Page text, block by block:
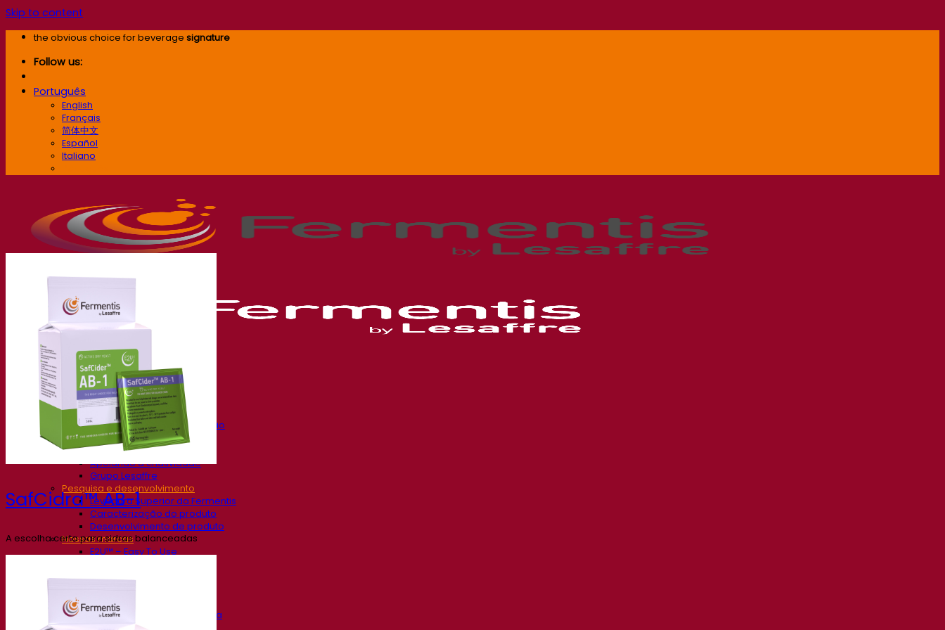
Skip to content
the obvious choice for beverage signature
Follow us:
Português
English
Français
简体中文
Español
Italiano
Nossa empresa
Sobre nós
Especialista em fermentação
O Campus Fermentis
Uma equipe apaixonada
Apoiando a criatividade
Grupo Lesaffre
Pesquisa e desenvolvimento
Levedura Superior da Fermentis
Caracterização do produto
Desenvolvimento de produto
Nossas marcas
E2U™ – Easy To Use
All In 1™
Outros serviços
Fabricação sob encomenda
SafCidra™ AB-1
A escolha certa para sidras balanceadas